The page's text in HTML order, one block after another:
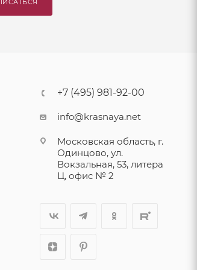
+7 (495) 981-92-00
info@krasnaya.net
Московская область, г.
Одинцово, ул.
Вокзальная, 53, литера
Ц, офис № 2